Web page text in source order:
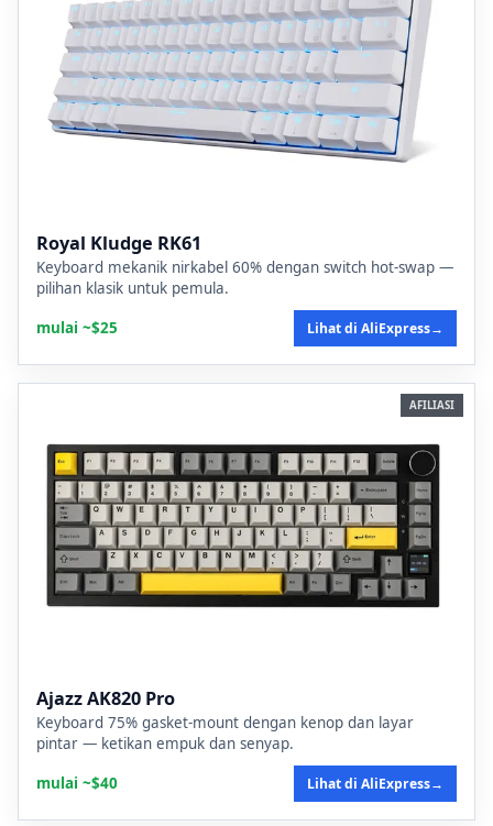
Royal Kludge RK61
Keyboard mekanik nirkabel 60% dengan switch hot-swap —
pilihan klasik untuk pemula.
mulai ~$25
Lihat di AliExpress→
AFILIASI
Ajazz AK820 Pro
Keyboard 75% gasket-mount dengan kenop dan layar
pintar — ketikan empuk dan senyap.
mulai ~$40
Lihat di AliExpress→